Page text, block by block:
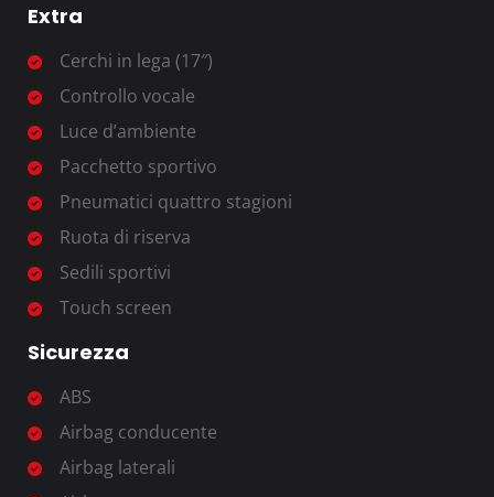
Extra
Cerchi in lega (17″)
Controllo vocale
Luce d’ambiente
Pacchetto sportivo
Pneumatici quattro stagioni
Ruota di riserva
Sedili sportivi
Touch screen
Sicurezza
ABS
Airbag conducente
Airbag laterali